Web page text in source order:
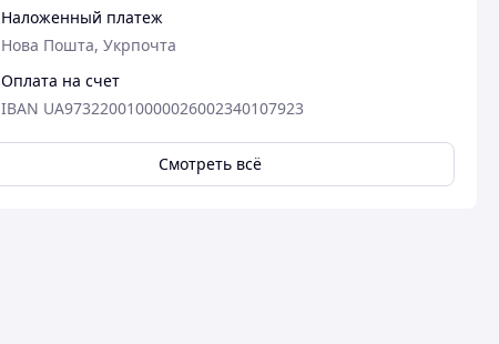
Наложенный платеж
Нова Пошта, Укрпочта
Оплата на счет
IBAN UA973220010000026002340107923
Смотреть всё